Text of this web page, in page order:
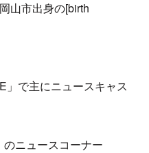
山市出身の[birth
」で主にニュースキャス
ニュースコーナー